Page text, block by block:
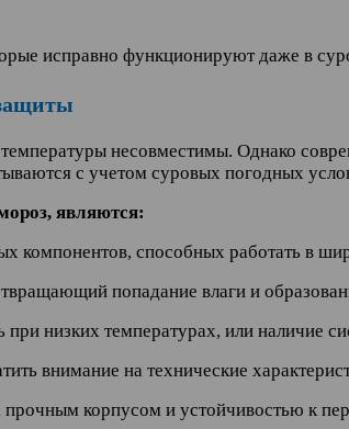
исправно функционируют даже в
несовместимы. Однако
с учетом суровых погодных
являются:
компонентов, способных работать в
попадание влаги и
низких температурах, или наличие
внимание на технические
корпусом и устойчивостью к